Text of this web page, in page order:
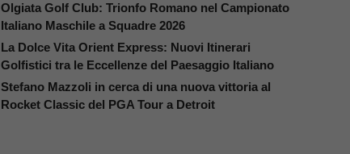
Olgiata Golf Club: Trionfo Romano nel Campionato
Italiano Maschile a Squadre 2026
La Dolce Vita Orient Express: Nuovi Itinerari
Golfistici tra le Eccellenze del Paesaggio Italiano
Stefano Mazzoli in cerca di una nuova vittoria al
Rocket Classic del PGA Tour a Detroit